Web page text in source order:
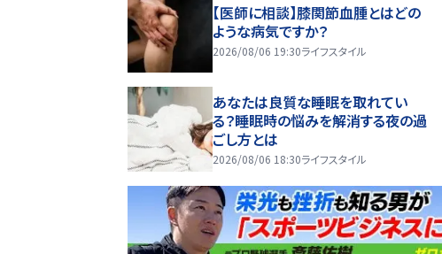
【医師に相談】膝関節血腫とはどの
ような病気ですか？
2026/08/06 19:30ライフスタイル
あなたは良質な睡眠を取れてい
る？睡眠時の悩みを解消する夜の過
ごし方とは
2026/08/06 18:30ライフスタイル